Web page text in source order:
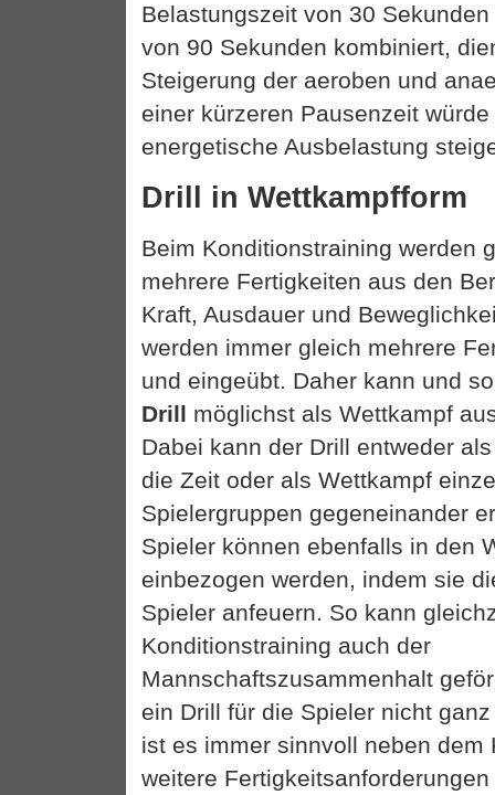
Belastungszeit von 30
von 90 Sekunden kombiniert,
Steigerung der aeroben und
einer kürzeren Pausenzeit
energetische Ausbelastung
Drill in Wettkampfform
Beim Konditionstraining werden
mehrere Fertigkeiten aus den
Kraft, Ausdauer und
werden immer gleich mehrere
und eingeübt. Daher kann und
Drill möglichst als Wettkampf
Dabei kann der Drill entweder
die Zeit oder als Wettkampf
Spielergruppen gegeneinander
Spieler können ebenfalls in den
einbezogen werden, indem sie
Spieler anfeuern. So kann
Konditionstraining auch der
Mannschaftszusammenhalt
ein Drill für die Spieler nicht
ist es immer sinnvoll neben dem
weitere